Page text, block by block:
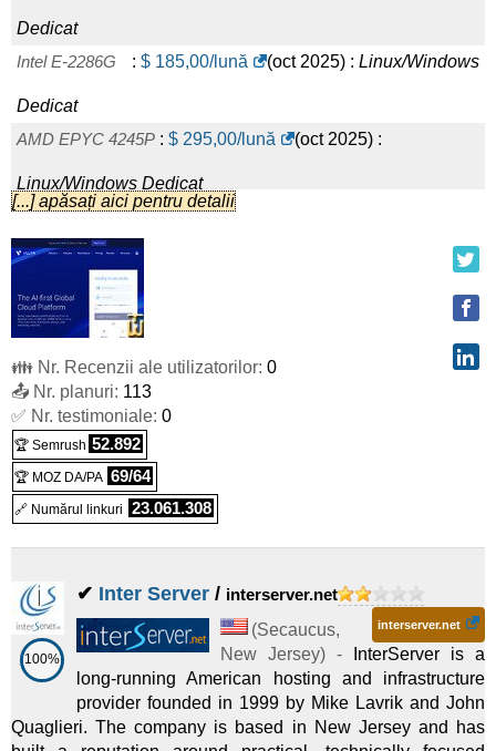
Dedicat
Intel E-2286G
: $ 185,00/lună (oct 2025) : Linux/Windows
Dedicat
AMD EPYC 4245P : $ 295,00/lună (oct 2025) :
Linux/Windows Dedicat
Intel E-2388G :$ 350,00/lună
Dedicat
Intel E-2288G
:$ Linux/Windows
Dedicat
AMD EPYC 4345P: $ 395,00/lună
Linux/Windows Dedicat
NVIDIA L40S (8x GPUs)
Linux/Windows Dedicat
AMD EPYC 7443P:$ 725,00
AMD EPYC 9254 :$ 825,00 /lună (oct 2025) :
Linux/Windows Dedicat
NVIDIA A100 PCIe (4x GPUs):$ 928,80/lună oct 2025) :
Linux/Windows Dedicat
[...] apăsați aici pentru detalii
👪 Nr. Recenzii ale utilizatorilor: 0
📤 Nr. planuri: 113
✅ Nr. testimoniale: 0
🏆 Semrush 52.892
🏆 MOZ DA/PA 69/64
🔗 Numărul linkuri 23.061.308
100%
✔ Inter Server / interserver.net
interserver.net
(Secaucus,
New Jersey) -
InterServer is a
long-running American hosting and infrastructure
provider founded in 1999 by Mike Lavrik and John
Quaglieri. The company is based in New Jersey and has